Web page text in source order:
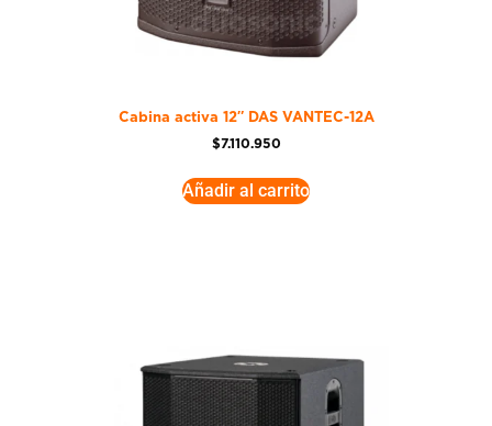
Cabina activa 12″ DAS VANTEC-12A
$7.110.950
Añadir al carrito